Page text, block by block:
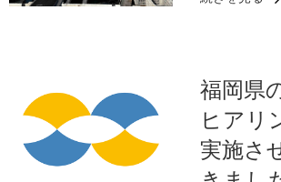
福岡県
ヒアリ
実施さ